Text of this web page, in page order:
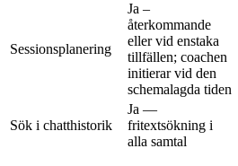
Sessionsplanering
Ja –
återkommande
eller vid enstaka
tillfällen; coachen
initierar vid den
schemalagda tiden
Sök i chatthistorik
Ja —
fritextsökning i
alla samtal